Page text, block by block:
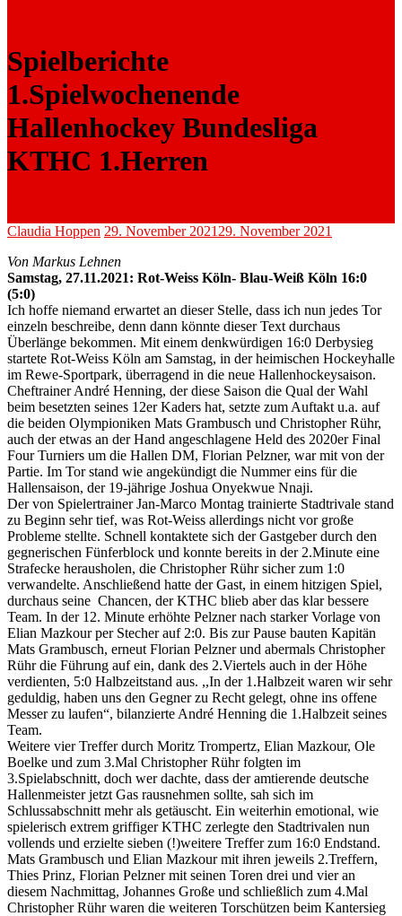
Spielberichte
1.Spielwochenende
Hallenhockey Bundesliga
KTHC 1.Herren
Claudia Hoppen 29. November 2021 29. November 2021
Von Markus Lehnen
Samstag, 27.11.2021: Rot-Weiss Köln- Blau-Weiß Köln 16:0
(5:0)
Ich hoffe niemand erwartet an dieser Stelle, dass ich nun jedes Tor
einzeln beschreibe, denn dann könnte dieser Text durchaus
Überlänge bekommen. Mit einem denkwürdigen 16:0 Derbysieg
startete Rot-Weiss Köln am Samstag, in der heimischen Hockeyhalle
im Rewe-Sportpark, überragend in die neue Hallenhockeysaison.
Cheftrainer André Henning, der diese Saison die Qual der Wahl
beim besetzten seines 12er Kaders hat, setzte zum Auftakt u.a. auf
die beiden Olympioniken Mats Grambusch und Christopher Rühr,
auch der etwas an der Hand angeschlagene Held des 2020er Final
Four Turniers um die Hallen DM, Florian Pelzner, war mit von der
Partie. Im Tor stand wie angekündigt die Nummer eins für die
Hallensaison, der 19-jährige Joshua Onyekwue Nnaji.
Der von Spielertrainer Jan-Marco Montag trainierte Stadtrivale stand
zu Beginn sehr tief, was Rot-Weiss allerdings nicht vor große
Probleme stellte. Schnell kontaktete sich der Gastgeber durch den
gegnerischen Fünferblock und konnte bereits in der 2.Minute eine
Strafecke herausholen, die Christopher Rühr sicher zum 1:0
verwandelte. Anschließend hatte der Gast, in einem hitzigen Spiel,
durchaus seine Chancen, der KTHC blieb aber das klar bessere
Team. In der 12. Minute erhöhte Pelzner nach starker Vorlage von
Elian Mazkour per Stecher auf 2:0. Bis zur Pause bauten Kapitän
Mats Grambusch, erneut Florian Pelzner und abermals Christopher
Rühr die Führung auf ein, dank des 2.Viertels auch in der Höhe
verdienten, 5:0 Halbzeitstand aus. ,,In der 1.Halbzeit waren wir sehr
geduldig, haben uns den Gegner zu Recht gelegt, ohne ins offene
Messer zu laufen“, bilanzierte André Henning die 1.Halbzeit seines
Team.
Weitere vier Treffer durch Moritz Trompertz, Elian Mazkour, Ole
Boelke und zum 3.Mal Christopher Rühr folgten im
3.Spielabschnitt, doch wer dachte, dass der amtierende deutsche
Hallenmeister jetzt Gas rausnehmen sollte, sah sich im
Schlussabschnitt mehr als getäuscht. Ein weiterhin emotional, wie
spielerisch extrem griffiger KTHC zerlegte den Stadtrivalen nun
vollends und erzielte sieben (!)weitere Treffer zum 16:0 Endstand.
Mats Grambusch und Elian Mazkour mit ihren jeweils 2.Treffern,
Thies Prinz, Florian Pelzner mit seinen Toren drei und vier an
diesem Nachmittag, Johannes Große und schließlich zum 4.Mal
Christopher Rühr waren die weiteren Torschützen beim Kantersieg